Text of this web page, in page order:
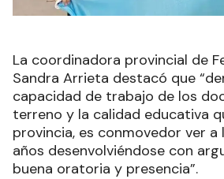
La coordinadora provincial de
Sandra Arrieta destacó que
capacidad de trabajo de los
terreno y la calidad educativa
provincia, es conmovedor ver a
años desenvolviéndose con
buena oratoria y presencia”.